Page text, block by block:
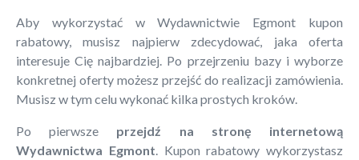
Aby wykorzystać w Wydawnictwie Egmont kupon
rabatowy, musisz najpierw zdecydować, jaka oferta
interesuje Cię najbardziej. Po przejrzeniu bazy i wyborze
konkretnej oferty możesz przejść do realizacji zamówienia.
Musisz w tym celu wykonać kilka prostych kroków.
Po pierwsze przejdź na stronę internetową
Wydawnictwa Egmont. Kupon rabatowy wykorzystasz